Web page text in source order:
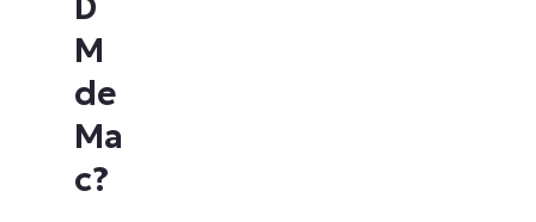
M
de
Ma
c?